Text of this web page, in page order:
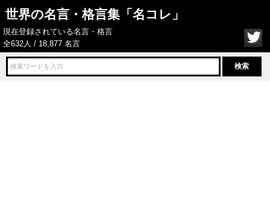
世界の名言・格言集「名コレ」
現在登録されている名言・格言
全632人 / 18,877 名言